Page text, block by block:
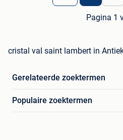
Pagina 1
cristal val saint lambert in
Gerelateerde zoektermen
Populaire zoektermen